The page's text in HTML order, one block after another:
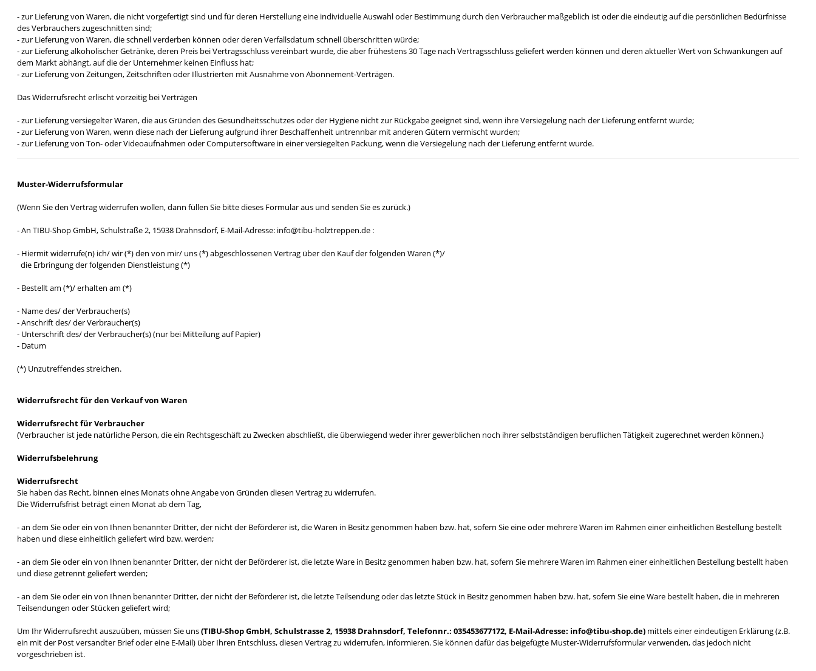
- zur Lieferung von Waren, die nicht vorgefertigt sind und für deren Herstellung eine individuelle Auswahl oder Bestimmung durch den Verbraucher maßgeblich ist oder die eindeutig auf die persönlichen Bedürfnisse
des Verbrauchers zugeschnitten sind;
- zur Lieferung von Waren, die schnell verderben können oder deren Verfallsdatum schnell überschritten würde;
- zur Lieferung alkoholischer Getränke, deren Preis bei Vertragsschluss vereinbart wurde, die aber frühestens 30 Tage nach Vertragsschluss geliefert werden können und deren aktueller Wert von Schwankungen auf
dem Markt abhängt, auf die der Unternehmer keinen Einfluss hat;
- zur Lieferung von Zeitungen, Zeitschriften oder Illustrierten mit Ausnahme von Abonnement-Verträgen.
Das Widerrufsrecht erlischt vorzeitig bei Verträgen
- zur Lieferung versiegelter Waren, die aus Gründen des Gesundheitsschutzes oder der Hygiene nicht zur Rückgabe geeignet sind, wenn ihre Versiegelung nach der Lieferung entfernt wurde;
- zur Lieferung von Waren, wenn diese nach der Lieferung aufgrund ihrer Beschaffenheit untrennbar mit anderen Gütern vermischt wurden;
- zur Lieferung von Ton- oder Videoaufnahmen oder Computersoftware in einer versiegelten Packung, wenn die Versiegelung nach der Lieferung entfernt wurde.
Muster-Widerrufsformular
(Wenn Sie den Vertrag widerrufen wollen, dann füllen Sie bitte dieses Formular aus und senden Sie es zurück.)
- An TIBU-Shop GmbH, Schulstraße 2, 15938 Drahnsdorf, E-Mail-Adresse: info@tibu-holztreppen.de :
- Hiermit widerrufe(n) ich/ wir (*) den von mir/ uns (*) abgeschlossenen Vertrag über den Kauf der folgenden Waren (*)/
die Erbringung der folgenden Dienstleistung (*)
- Bestellt am (*)/ erhalten am (*)
- Name des/ der Verbraucher(s)
- Anschrift des/ der Verbraucher(s)
- Unterschrift des/ der Verbraucher(s) (nur bei Mitteilung auf Papier)
- Datum
(*) Unzutreffendes streichen.
Widerrufsrecht für den Verkauf von Waren
Widerrufsrecht für Verbraucher
(Verbraucher ist jede natürliche Person, die ein Rechtsgeschäft zu Zwecken abschließt, die überwiegend weder ihrer gewerblichen noch ihrer selbstständigen beruflichen Tätigkeit zugerechnet werden können.)
Widerrufsbelehrung
Widerrufsrecht
Sie haben das Recht, binnen eines Monats ohne Angabe von Gründen diesen Vertrag zu widerrufen.
Die Widerrufsfrist beträgt einen Monat ab dem Tag,
- an dem Sie oder ein von Ihnen benannter Dritter, der nicht der Beförderer ist, die Waren in Besitz genommen haben bzw. hat, sofern Sie eine oder mehrere Waren im Rahmen einer einheitlichen Bestellung bestellt
haben und diese einheitlich geliefert wird bzw. werden;
- an dem Sie oder ein von Ihnen benannter Dritter, der nicht der Beförderer ist, die letzte Ware in Besitz genommen haben bzw. hat, sofern Sie mehrere Waren im Rahmen einer einheitlichen Bestellung bestellt haben
und diese getrennt geliefert werden;
- an dem Sie oder ein von Ihnen benannter Dritter, der nicht der Beförderer ist, die letzte Teilsendung oder das letzte Stück in Besitz genommen haben bzw. hat, sofern Sie eine Ware bestellt haben, die in mehreren
Teilsendungen oder Stücken geliefert wird;
Um Ihr Widerrufsrecht auszuüben, müssen Sie uns(TIBU-Shop GmbH, Schulstrasse 2, 15938 Drahnsdorf, Telefonnr.: 035453677172, E-Mail-Adresse: info@tibu-shop.de) mittels einer eindeutigen Erklärung (z.B.
ein mit der Post versandter Brief oder eine E-Mail) über Ihren Entschluss, diesen Vertrag zu widerrufen, informieren. Sie können dafür das beigefügte Muster-Widerrufsformular verwenden, das jedoch nicht
vorgeschrieben ist.